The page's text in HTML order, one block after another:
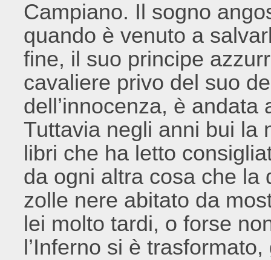
Campiano. Il sogno
quando è venuto a
fine, il suo principe
cavaliere privo del suo
dell’innocenza, è
Tuttavia negli anni bui la
libri che ha letto
da ogni altra cosa che la
zolle nere abitato da
lei molto tardi, o forse
l’Inferno si è